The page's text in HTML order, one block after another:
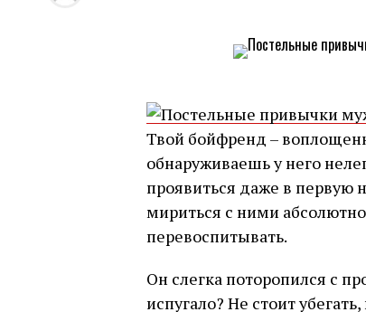
Твой бойфренд –
обнаруживаешь у него
проявиться даже в первую
мириться с ними
перевоспитывать.
Он слегка поторопился с
испугало? Не стоит